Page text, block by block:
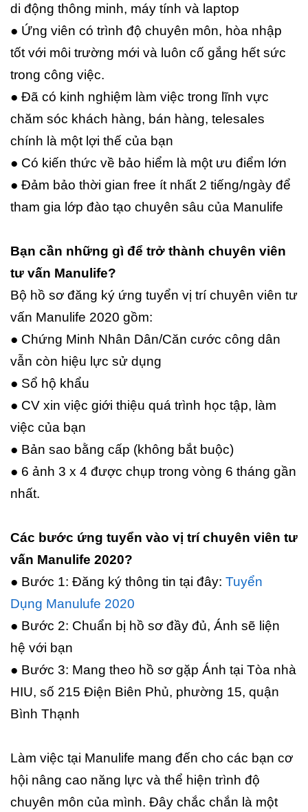
di động thông minh, máy tính và laptop
● Ứng viên có trình độ chuyên môn, hòa nhập
tốt với môi trường mới và luôn cố gắng hết sức
trong công việc.
● Đã có kinh nghiệm làm việc trong lĩnh vực
chăm sóc khách hàng, bán hàng, telesales
chính là một lợi thế của bạn
● Có kiến thức về bảo hiểm là một ưu điểm lớn
● Đảm bảo thời gian free ít nhất 2 tiếng/ngày để
tham gia lớp đào tạo chuyên sâu của Manulife
Bạn cần những gì để trở thành chuyên viên
tư vấn Manulife?
Bộ hồ sơ đăng ký ứng tuyển vị trí chuyên viên tư
vấn Manulife 2020 gồm:
● Chứng Minh Nhân Dân/Căn cước công dân
vẫn còn hiệu lực sử dụng
● Sổ hộ khẩu
● CV xin việc giới thiệu quá trình học tập, làm
việc của bạn
● Bản sao bằng cấp (không bắt buộc)
● 6 ảnh 3 x 4 được chụp trong vòng 6 tháng gần
nhất.
Các bước ứng tuyển vào vị trí chuyên viên tư
vấn Manulife 2020?
● Bước 1: Đăng ký thông tin tại đây: Tuyển
Dụng Manulufe 2020
● Bước 2: Chuẩn bị hồ sơ đầy đủ, Ánh sẽ liện
hệ với bạn
● Bước 3: Mang theo hồ sơ gặp Ánh tại Tòa nhà
HIU, số 215 Điện Biên Phủ, phường 15, quận
Bình Thạnh
Làm việc tại Manulife mang đến cho các bạn cơ
hội nâng cao năng lực và thể hiện trình độ
chuyên môn của mình. Đây chắc chắn là một